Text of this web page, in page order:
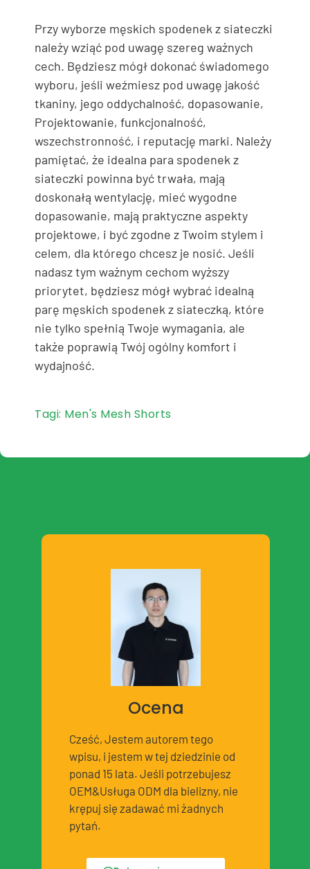
Przy wyborze męskich spodenek z siateczki
należy wziąć pod uwagę szereg ważnych
cech. Będziesz mógł dokonać świadomego
wyboru, jeśli weźmiesz pod uwagę jakość
tkaniny, jego oddychalność, dopasowanie,
Projektowanie, funkcjonalność,
wszechstronność, i reputację marki. Należy
pamiętać, że idealna para spodenek z
siateczki powinna być trwała, mają
doskonałą wentylację, mieć wygodne
dopasowanie, mają praktyczne aspekty
projektowe, i być zgodne z Twoim stylem i
celem, dla którego chcesz je nosić. Jeśli
nadasz tym ważnym cechom wyższy
priorytet, będziesz mógł wybrać idealną
parę męskich spodenek z siateczką, które
nie tylko spełnią Twoje wymagania, ale
także poprawią Twój ogólny komfort i
wydajność.
Tagi: Men's Mesh Shorts
Ocena
Cześć, Jestem autorem tego
wpisu, i jestem w tej dziedzinie od
ponad 15 lata. Jeśli potrzebujesz
OEM&Usługa ODM dla bielizny, nie
krępuj się zadawać mi żadnych
pytań.